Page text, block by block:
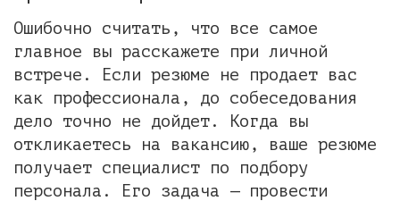
Ошибочно считать, что все самое
главное вы расскажете при личной
встрече. Если резюме не продает вас
как профессионала, до собеседования
дело точно не дойдет. Когда вы
откликаетесь на вакансию, ваше резюме
получает специалист по подбору
персонала. Его задача — провести